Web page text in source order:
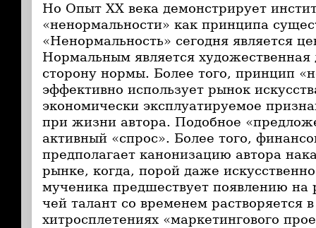
Но Опыт ХХ века демонстрирует
«ненормальности» как принципа
«Ненормальность» сегодня является
Нормальным является художественная
сторону нормы. Более того, принцип
эффективно использует рынок
экономически эксплуатируемое
при жизни автора. Подобное
активный «спрос». Более того,
предполагает канонизацию автора
рынке, когда, порой даже
мученика предшествует появлению на
чей талант со временем растворяется
хитросплетениях «маркетингового